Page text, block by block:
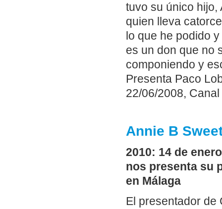
tuvo su único hijo,
quien lleva
lo que he podido
es un don que no
componiendo y
Presenta Paco
22/06/2008,
Annie B
2010: 14 de
nos presenta su
en Málaga
El presentador de